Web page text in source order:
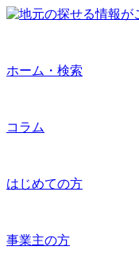
ホーム・検索
コラム
はじめての方
事業主の方